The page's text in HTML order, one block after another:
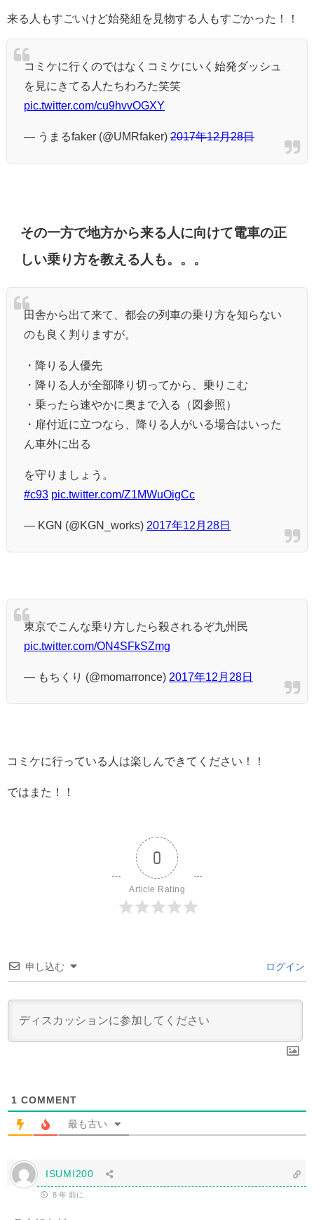
来る人もすごいけど始発組を見物する人もすごかった！！
コミケに行くのではなくコミケにいく始発ダッシュ
を見にきてる人たちわろた笑笑
pic.twitter.com/cu9hvvOGXY
— うまるfaker (@UMRfaker) 2017年12月28日
その一方で地方から来る人に向けて電車の正
しい乗り方を教える人も。。。
田舎から出て来て、都会の列車の乗り方を知らない
のも良く判りますが。
・降りる人優先
・降りる人が全部降り切ってから、乗りこむ
・乗ったら速やかに奥まで入る（図参照）
・扉付近に立つなら、降りる人がいる場合はいった
ん車外に出る
を守りましょう。
#c93 pic.twitter.com/Z1MWuOigCc
— KGN (@KGN_works) 2017年12月28日
東京でこんな乗り方したら殺されるぞ九州民
pic.twitter.com/ON4SFkSZmg
— もちくり (@momarronce) 2017年12月28日
コミケに行っている人は楽しんできてください！！
ではまた！！
0
Article Rating
申し込む ログイン
1 COMMENT
最も古い
ISUMI200
8 年 前に